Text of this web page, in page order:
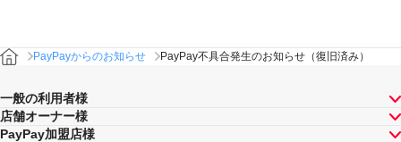
PayPayからのお知らせ PayPay不具合発生のお知らせ（復旧済み）
一般の利用者様
店舗オーナー様
PayPay加盟店様